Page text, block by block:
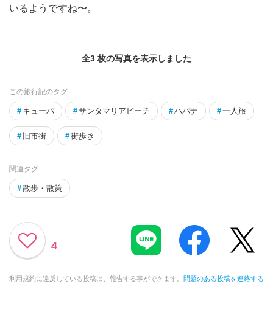
いるようですね〜。
全3 枚の写真を表示しました
この旅行記のタグ
# キューバ #サンタマリアビーチ #ハバナ #一人旅
# 旧市街 #街歩き
関連タグ
#散歩・散策
4
利用規約に違反している投稿は、報告する事ができます。 問題のある投稿を連絡する